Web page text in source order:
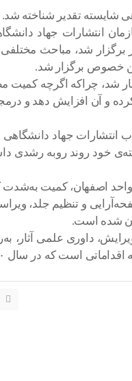
انتشارات جهاد
برگزار شد، مباحث
خصوص برگزار شد.
شد، چراکه اگرچه
و آن افزایش دهد و
انتشارات جهاد
خود روند روبه رشدی
واحد اصفهان، کمیت
و تنظیم جلد،
شده است.
داوری علمی آثار،